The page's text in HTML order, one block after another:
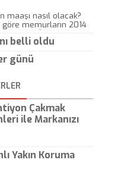
hayatını kararttığı
yaşadığı kabusu
maaşı nasıl olacak?
memurların 2014
olacak? İşte bu
belli oldu
günü
Çakmak
ile Markanızı
Yakın Koruma